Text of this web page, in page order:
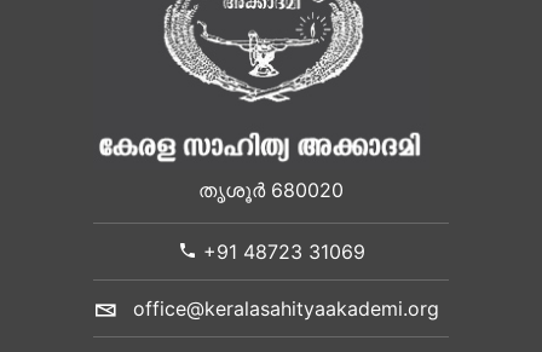
തൃശൂർ 680020
+91 48723 31069
office@keralasahityaakademi.org